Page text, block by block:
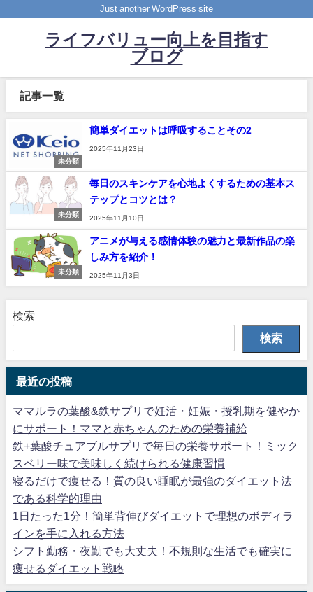
Just another WordPress site
ライフバリュー向上を目指す
ブログ
記事一覧
未分類
簡単ダイエットは呼吸することその2
2025年11月23日
未分類
毎日のスキンケアを心地よくするための基本ス
テップとコツとは？
2025年11月10日
未分類
アニメが与える感情体験の魅力と最新作品の楽
しみ方を紹介！
2025年11月3日
検索
検索
最近の投稿
ママルラの葉酸&鉄サプリで妊活・妊娠・授乳期を健やか
にサポート！ママと赤ちゃんのための栄養補給
鉄+葉酸チュアブルサプリで毎日の栄養サポート！ミック
スベリー味で美味しく続けられる健康習慣
寝るだけで痩せる！質の良い睡眠が最強のダイエット法
である科学的理由
1日たった1分！簡単背伸びダイエットで理想のボディラ
インを手に入れる方法
シフト勤務・夜勤でも大丈夫！不規則な生活でも確実に
痩せるダイエット戦略